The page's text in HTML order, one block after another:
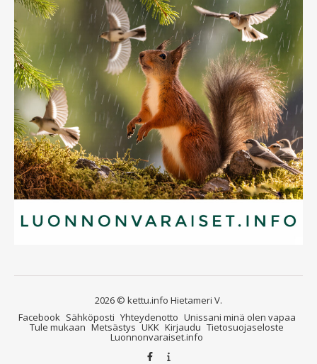
2026 © kettu.info Hietameri V.
Facebook Sähköposti Yhteydenotto Unissani minä olen vapaa
Tule mukaan Metsästys UKK Kirjaudu Tietosuojaseloste
Luonnonvaraiset.info